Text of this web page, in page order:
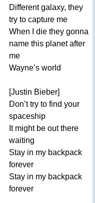
Different galaxy, they
try to capture me
When
die they gonna
name this planet after
me
Wayne’s world
[Justin Bieber]
Don’t try to find your
spaceship
It might be out there
waiting
Stay in my backpack
forever
Stay in my backpack
forever